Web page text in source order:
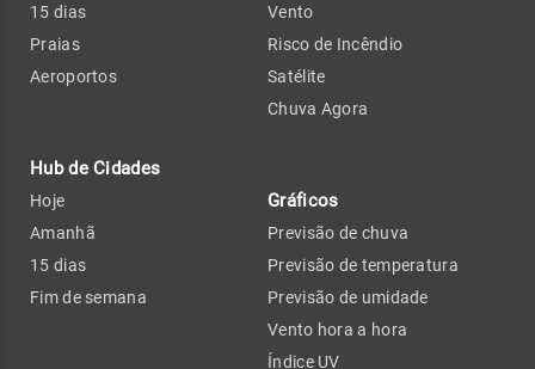
15 dias
Praias
Aeroportos
Hub de Cidades
Hoje
Amanhã
15 dias
Fim de semana
Vento
Risco de Incêndio
Satélite
Chuva Agora
Gráficos
Previsão de chuva
Previsão de temperatura
Previsão de umidade
Vento hora a hora
Índice UV